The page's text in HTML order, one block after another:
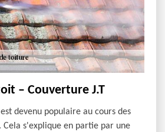
– Couverture J.T
devenu populaire au cours des
Cela s'explique en partie par une